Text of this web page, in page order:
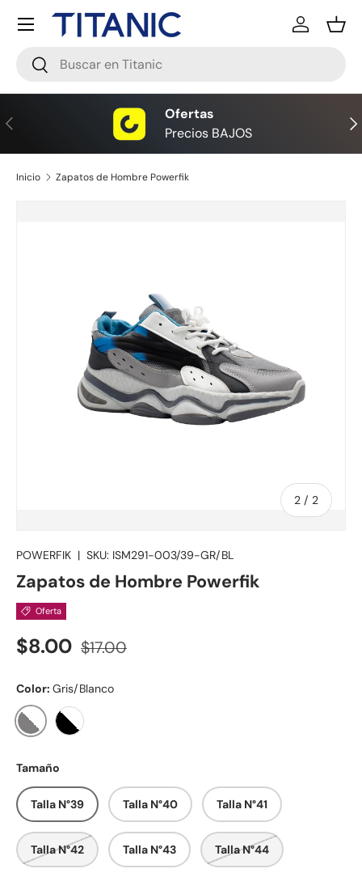
Ir al contenido
Buscar
Buscar
Iniciar
Menú
Anterior
Ofertas
Precios BAJOS
Inicio Zapatos de Hombre Powerfik
2 / de
2
POWERFIK | SKU: ISM291-003/39-GR/BL
Zapatos de Hombre Powerfik
Oferta
$8.00 $17.00
Color: Gris/Blanco
Gris/BlancoNegro/Blanco
Tamaño
Talla N°39 Talla N°40 Talla N°41
Talla N°42 Talla N°43 Talla N°44